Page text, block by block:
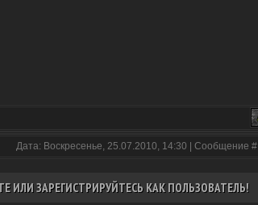
Дата: Воскресенье, 25.07.2010, 14:30 | Сообщение #
ИЛИ ЗАРЕГИСТРИРУЙТЕСЬ КАК ПОЛЬЗОВАТЕЛЬ!